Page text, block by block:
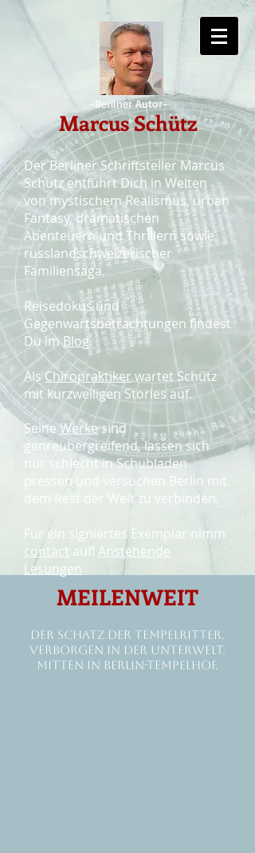
-Berliner Autor-
Marcus Schütz
Der Berliner Schriftsteller Marcus
Schütz entführt Dich in Welten
von mystischem Realismus, urban
Fantasy, dramatischen
Abenteuern und Thrillern sowie
russlandschweizerischer
Familiensaga.
Reisedokus und
Gegenwartsbetrachtungen findest
Du imBlog.
Als Chiropraktiker wartet Schütz
mit kurzweiligen Stories auf.
SeineWerkesind
genreübergreifend, lassen sich
nur schlecht in Schubladen
pressen und versuchen Berlin mit
dem Rest der Welt zu verbinden.
Für ein signiertes Exemplar nimm
contact auf! Anstehende
Lesungen
MEILENWEIT
Der Schatz der Tempelritter.
Verborgen in der Unterwelt.
Mitten in Berlin-Tempelhof.